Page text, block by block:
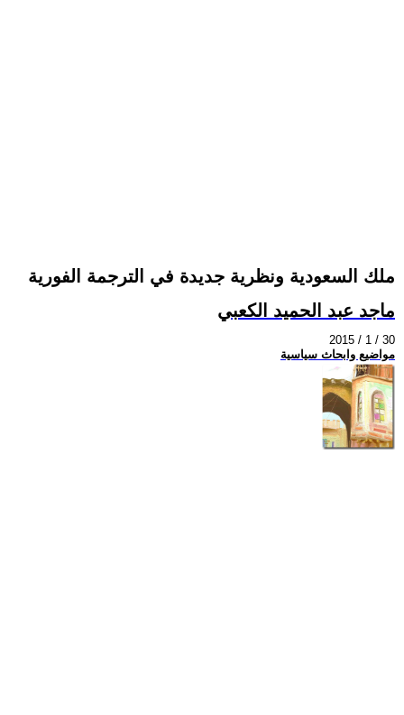
ملك السعودية ونظرية جديدة في الترجمة الفورية
ماجد عبد الحميد الكعبي
2015 / 1 / 30
مواضيع وابحاث سياسية